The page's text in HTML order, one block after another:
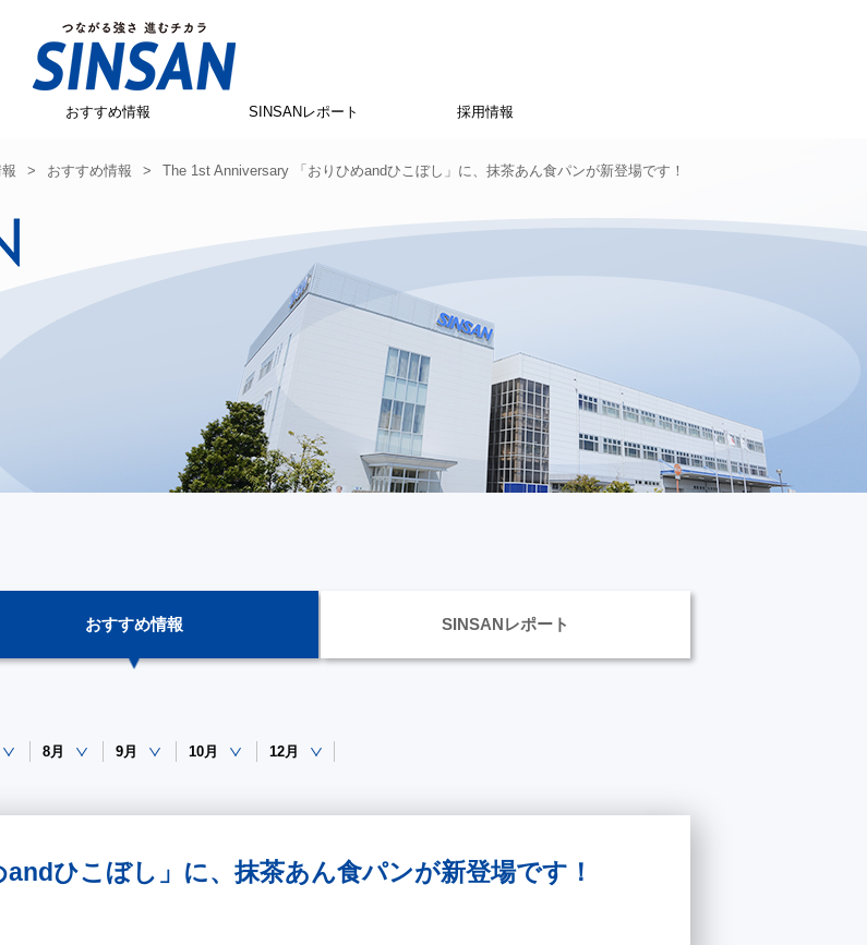
おすすめ情報 SINSANレポート 採用情報
> おすすめ情報 > The 1st Anniversary 「おりひめandひこぼし」に、抹茶あん食パンが新登場です！
おすすめ情報 SINSANレポート
8月 9月 10月 12月
ひこぼし」に、抹茶あん食パンが新登場です！